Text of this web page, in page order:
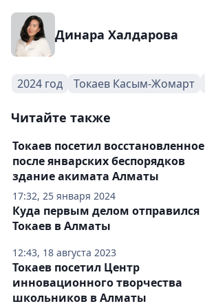
Динара Халдарова
2024 год Токаев Касым-Жомарт
Читайте также
17:32, 25 января 2024
Токаев посетил восстановленное
после январских беспорядков
здание акимата Алматы
12:43, 18 августа 2023
Куда первым делом отправился
Токаев в Алматы
Токаев посетил Центр
инновационного творчества
школьников в Алматы